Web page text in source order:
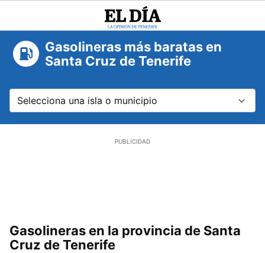
Día
Gasolineras más baratas en
Santa Cruz de Tenerife
Tenerife
Selecciona una isla o municipio
Gasolineras en la provincia de Santa
Cruz de Tenerife